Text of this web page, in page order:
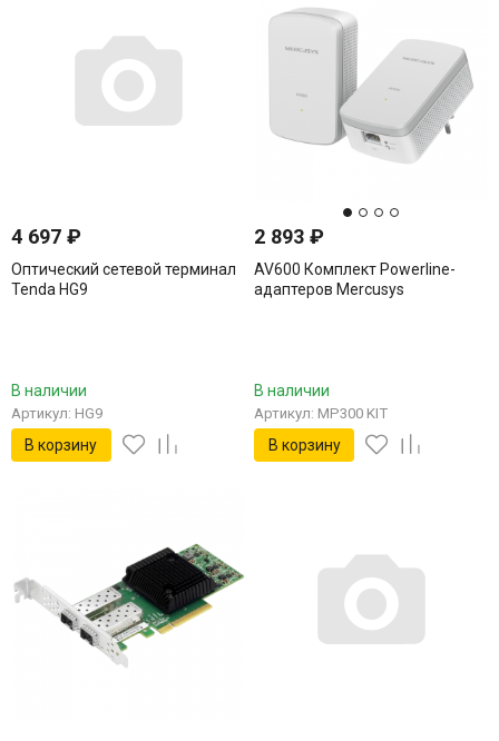
4 697 ₽
Оптический сетевой терминал
Tenda HG9
В наличии
Артикул: HG9
В корзину
2 893₽
AV600 Комплект Powerline-
адаптеров Mercusys
В наличии
Артикул: MP300 KIT
В корзину